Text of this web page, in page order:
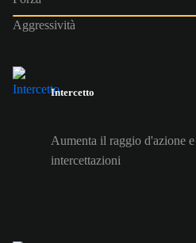
Aggressività
Intercetto
Aumenta il raggio d'azione
intercettazioni